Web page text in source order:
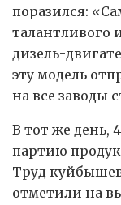
поразился:
талантливого
дизель-
эту модель
на все заводы
В тот же день,
партию
Труд
отметили на